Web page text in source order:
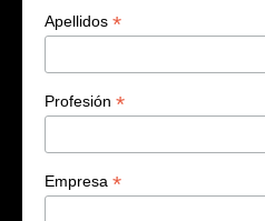
Apellidos *
Profesión *
Empresa *